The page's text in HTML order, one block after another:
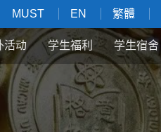
MUST EN 繁體
活动 学生福利 学生宿舍